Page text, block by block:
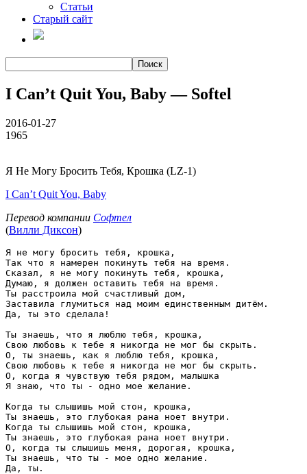
Статьи
Старый сайт
I Can’t Quit You, Baby — Softel
2016-01-27
1965
Я Не Могу Бросить Тебя, Крошка (LZ-1)
I Can’t Quit You, Baby
Перевод компании Софтел
(Вилли Диксон)
Я не могу бросить тебя, крошка,
Так что я намерен покинуть тебя на время.
Сказал, я не могу покинуть тебя, крошка,
Думаю, я должен оставить тебя на время.
Ты расстроила мой счастливый дом,
Заставила глумиться над моим единственным дитём.
Да, ты это сделала!
Ты знаешь, что я люблю тебя, крошка,
Свою любовь к тебе я никогда не мог бы скрыть.
О, ты знаешь, как я люблю тебя, крошка,
Свою любовь к тебе я никогда не мог бы скрыть.
О, когда я чувствую тебя рядом, малышка
Я знаю, что ты - одно мое желание.
Когда ты слышишь мой стон, крошка,
Ты знаешь, это глубокая рана ноет внутри.
Когда ты слышишь мой стон, крошка,
Ты знаешь, это глубокая рана ноет внутри.
О, когда ты слышишь меня, дорогая, крошка,
Ты знаешь, что ты - мое одно желание.
Да, ты.